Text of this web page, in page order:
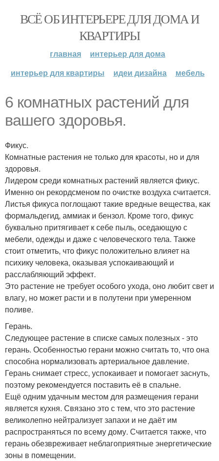
ВСЁ ОБ ИНТЕРЬЕРЕ ДЛЯ ДОМА И
КВАРТИРЫ
главная
интерьер для дома
интерьер для квартиры
идеи дизайна мебель
6 комнатных растений для
вашего здоровья.
Фикус.
Комнатные растения не только для красоты, но и для
здоровья.
Лидером среди комнатных растений является фикус.
Именно он рекордсменом по очистке воздуха считается.
Листья фикуса поглощают такие вредные вещества, как
формальдегид, аммиак и бензол. Кроме того, фикус
буквально притягивает к себе пыль, оседающую с
мебели, одежды и даже с человеческого тела. Также
стоит отметить, что фикус положительно влияет на
психику человека, оказывая успокаивающий и
расслабляющий эффект.
Это растение не требует особого ухода, оно любит свет и
влагу, но может расти и в полутени при умеренном
поливе.
Герань.
Следующее растение в списке самых полезных - это
герань. Особенностью герани можно считать то, что она
способна нормализовать артериальное давление.
Герань снимает стресс, успокаивает и помогает заснуть,
поэтому рекомендуется поставить её в спальне.
Ещё одним удачным местом для размещения герани
является кухня. Связано это с тем, что это растение
великолепно нейтрализует запахи и не даёт им
распространяться по всему дому. Считается также, что
герань обезвреживает неблагоприятные энергетические
зоны в помещении.